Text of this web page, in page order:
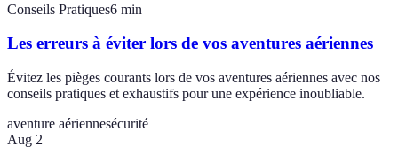
Conseils Pratiques6 min
Les erreurs à éviter lors de vos aventures aériennes
Évitez les pièges courants lors de vos aventures aériennes avec nos
conseils pratiques et exhaustifs pour une expérience inoubliable.
aventure aériennesécurité
Aug 2